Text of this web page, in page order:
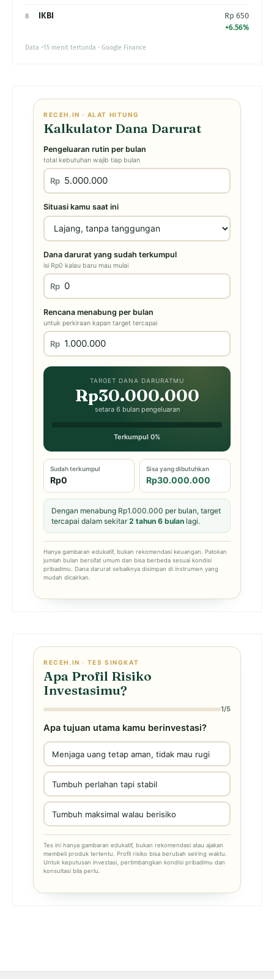
8 IKBI Rp 650
+6.56%
Data ~15 menit tertunda · Google Finance
RECEH.IN · ALAT HITUNG
Kalkulator Dana Darurat
Pengeluaran rutin per bulan
total kebutuhan wajib tiap bulan
Rp
Situasi kamu saat ini
Dana darurat yang sudah terkumpul
isi Rp0 kalau baru mau mulai
Rp
Rencana menabung per bulan
untuk perkiraan kapan target tercapai
Rp
TARGET DANA DARURATMU
Rp30.000.000
setara 6 bulan pengeluaran
Terkumpul 0%
Sudah terkumpul
Rp0
Sisa yang dibutuhkan
Rp30.000.000
Dengan menabung Rp1.000.000 per bulan, target
tercapai dalam sekitar2 tahun 6 bulan lagi.
Hanya gambaran edukatif, bukan rekomendasi keuangan. Patokan
jumlah bulan bersifat umum dan bisa berbeda sesuai kondisi
pribadimu. Dana darurat sebaiknya disimpan di instrumen yang
mudah dicairkan.
RECEH.IN · TES SINGKAT
Apa Profil Risiko
Investasimu?
1/5
Apa tujuan utama kamu berinvestasi?
Menjaga uang tetap aman, tidak mau rugi
Tumbuh perlahan tapi stabil
Tumbuh maksimal walau berisiko
Tes ini hanya gambaran edukatif, bukan rekomendasi atau ajakan
membeli produk tertentu. Profil risiko bisa berubah seiring waktu.
Untuk keputusan investasi, pertimbangkan kondisi pribadimu dan
konsultasi bila perlu.